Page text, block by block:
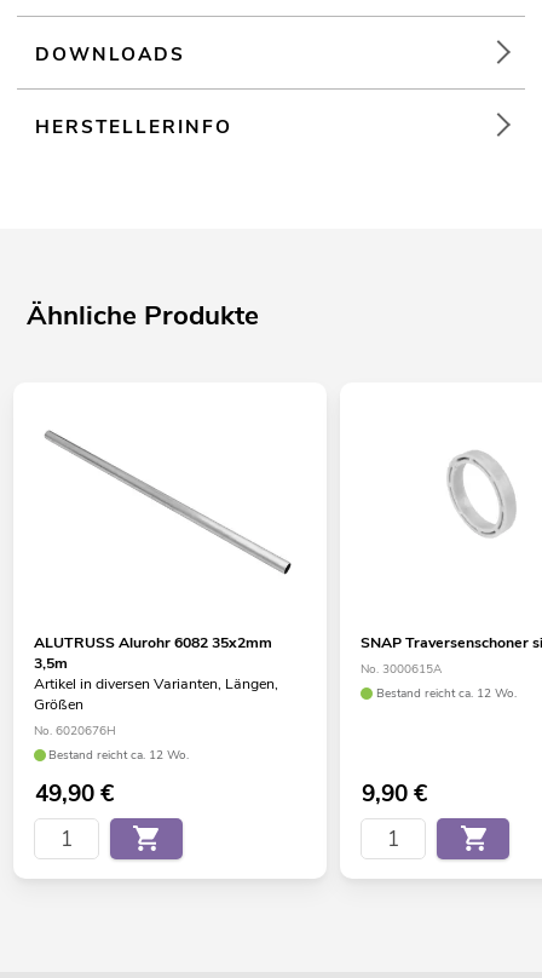
DOWNLOADS
HERSTELLERINFO
Ähnliche Produkte
ALUTRUSS Alurohr 6082 35x2mm
3,5m
Artikel in diversen Varianten, Längen,
Größen
No. 6020676H
Bestand reicht ca. 12 Wo.
49,90€
SNAP Traversenschoner
No. 3000615A
Bestand reicht ca. 12 Wo.
9,90€